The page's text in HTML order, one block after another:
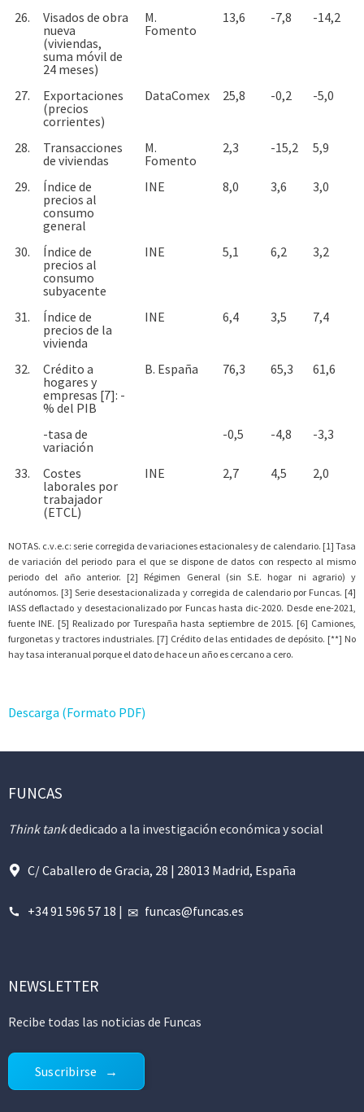
26.
Visados de obra
nueva
(viviendas,
suma móvil de
24 meses)
M.
Fomento
13,6 -7,8 -14,2
27.
Exportaciones
(precios
corrientes)
DataComex 25,8 -0,2 -5,0
28.
Transacciones
de viviendas
M.
Fomento
2,3 -15,2 5,9
29.
Índice de
precios al
consumo
general
INE 8,0 3,6 3,0
30.
Índice de
precios al
consumo
subyacente
INE 5,1 6,2 3,2
31.
Índice de
precios de la
vivienda
INE 6,4 3,5 7,4
32.
Crédito a
hogares y
empresas [7]: -
% del PIB
B. España 76,3 65,3 61,6
-tasa de
variación
-0,5 -4,8 -3,3
33.
Costes
laborales por
trabajador
(ETCL)
INE 2,7 4,5 2,0
NOTAS. c.v.e.c: serie corregida de variaciones estacionales y de calendario. [1] Tasa
de variación del periodo para el que se dispone de datos con respecto al mismo
periodo del año anterior. [2] Régimen General (sin S.E. hogar ni agrario) y
autónomos. [3] Serie desestacionalizada y corregida de calendario por Funcas. [4]
IASS deflactado y desestacionalizado por Funcas hasta dic-2020. Desde ene-2021,
fuente INE. [5] Realizado por Turespaña hasta septiembre de 2015. [6] Camiones,
furgonetas y tractores industriales. [7] Crédito de las entidades de depósito. [**] No
hay tasa interanual porque el dato de hace un año es cercano a cero.
Descarga (Formato PDF)
FUNCAS
Think tankdedicado a la investigación económica y social
C/ Caballero de Gracia, 28 | 28013 Madrid, España
+34 91 596 57 18 | funcas@funcas.es
NEWSLETTER
Recibe todas las noticias de Funcas
Suscribirse